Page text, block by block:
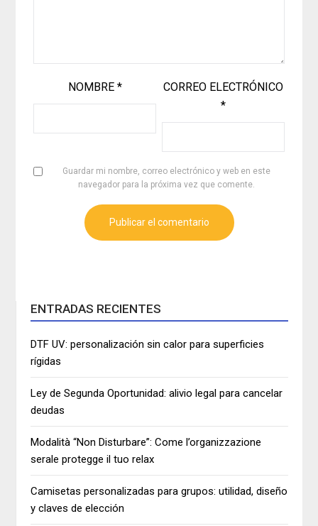
NOMBRE *
CORREO ELECTRÓNICO
*
Guardar mi nombre, correo electrónico y web en este
navegador para la próxima vez que comente.
ENTRADAS RECIENTES
DTF UV: personalización sin calor para superficies
rígidas
Ley de Segunda Oportunidad: alivio legal para cancelar
deudas
Modalità “Non Disturbare”: Come l’organizzazione
serale protegge il tuo relax
Camisetas personalizadas para grupos: utilidad, diseño
y claves de elección